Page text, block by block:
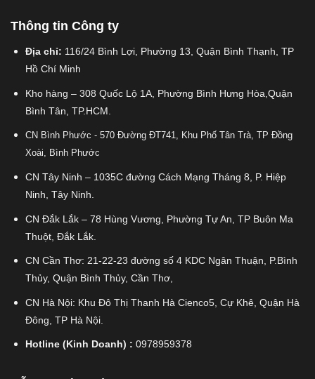
Thông tin Công ty
Địa chỉ: 116/24 Bình Lợi, Phường 13, Quận Bình Thạnh, TP
Hồ Chí Minh
Kho hàng – 308 Quốc Lộ 1A, Phường Bình Hưng Hòa,Quận
Bình Tân, TP.HCM.
CN Bình Phước - 570 Đường ĐT741, Khu Phố Tân Trà, TP Đồng
Xoài, Bình Phước
CN Tây Ninh – 1035C đường Cách Mạng Tháng 8, P. Hiệp
Ninh, Tây Ninh.
CN Đắk Lắk – 78 Hùng Vương, Phường Tự An, TP Buôn Ma
Thuột, Đắk Lắk.
CN Cần Thơ: 21-22-23 đường số 4 KDC Ngân Thuận, P.Bình
Thủy, Quận Bình Thủy, Cần Thơ,
CN Hà Nội: Khu Đô Thị Thanh Hà Cienco5, Cự Khê, Quận Hà
Đông, TP Hà Nội.
Hotline (Kinh Doanh) : 0978959378